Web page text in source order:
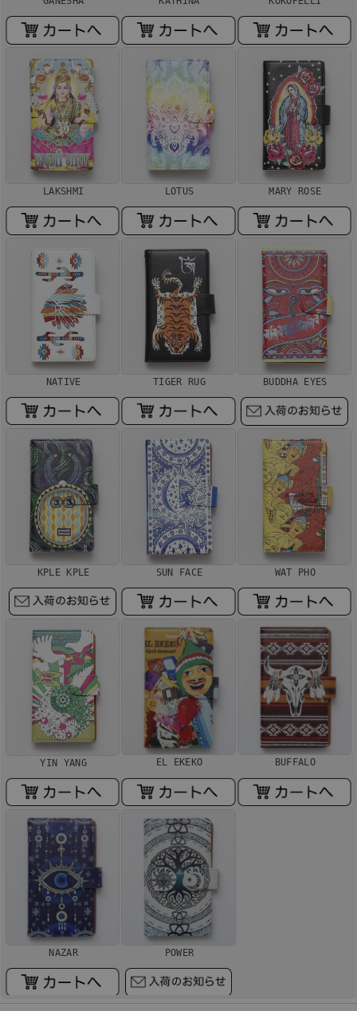
LAKSHMI LOTUS MARY ROSE
NATIVE TIGER RUG BUDDHA EYES
KPLE KPLE SUN FACE WAT PHO
YIN YANG EL EKEKO BUFFALO
NAZAR POWER